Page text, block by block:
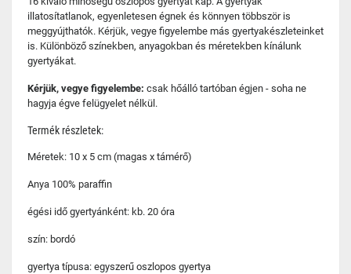
illatosítatlanok, egyenletesen égnek és könnyen többször is
meggyújthatók. Kérjük, vegye figyelembe más gyertyakészleteinket
is. Különböző színekben, anyagokban és méretekben kínálunk
gyertyákat.
Kérjük, vegye figyelembe: csak hőálló tartóban égjen - soha ne
hagyja égve felügyelet nélkül.
Termék részletek:
Méretek: 10 x 5 cm (magas x támérő)
Anya 100% paraffin
égési idő gyertyánként: kb. 20 óra
szín: bordó
gyertya típusa: egyszerű oszlopos gyertya